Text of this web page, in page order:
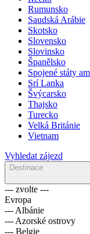
Rumunsko
Saudská Arábie
Skotsko
Slovensko
Slovinsko
Španělsko
Spojené státy
Srí Lanka
Švýcarsko
Thajsko
Turecko
Velká Británie
Vietnam
Vyhledat zájezd
Destinace
--- zvolte ---
Evropa
--- Albánie
--- Azorské ostrovy
--- Belgie